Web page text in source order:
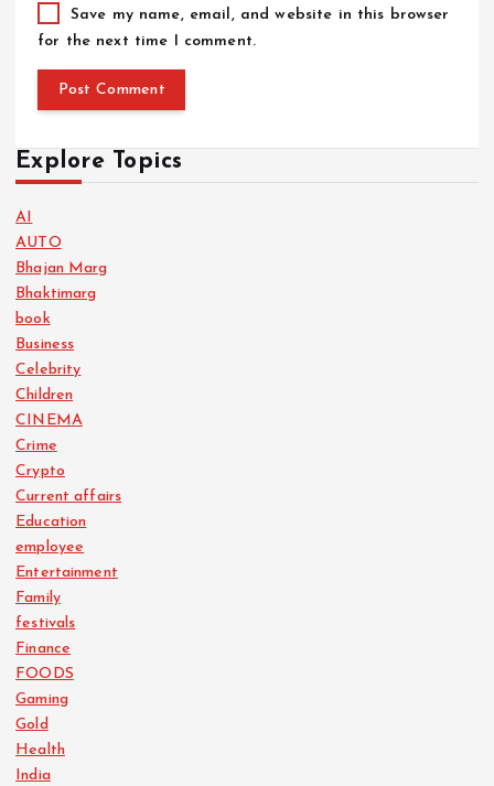
Save my name, email, and website in this browser
for the next time I comment.
Explore Topics
AI
AUTO
Bhajan Marg
Bhaktimarg
book
Business
Celebrity
Children
CINEMA
Crime
Crypto
Current affairs
Education
employee
Entertainment
Family
festivals
Finance
FOODS
Gaming
Gold
Health
India